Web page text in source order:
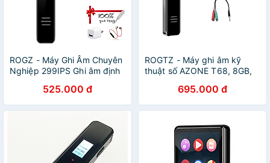
ROGZ - Máy Ghi Âm Chuyên
Nghiệp 299IPS Ghi âm định
động Bộ nhớ 8Gb Màn
gương 5D sắc nét Tự động
lưu trữ Bảo mật tệp tin Hỗ
trợ học tiếng Anh hiệu quả -
Hàng Chính Hãng
525.000 đ
ROGTZ - Máy ghi âm kỹ
thuật số AZONE T68, 8GB,
Chất liệu cao cấp, Loại bỏ
tạp âm, Dung lượng pin cao,
Nhiều tính năng thông minh,
Nghe nhạc MP3, Lặp lại,
Phát ngẫu nhiên, Hẹn giờ tự
động, Bộ nhớ trong 8GB,
Hàng Chính Hãng
695.000 đ